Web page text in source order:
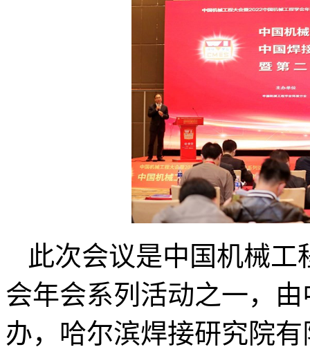
此次会议是中国机械工
会年会系列活动之一，
办，哈尔滨焊接研究院